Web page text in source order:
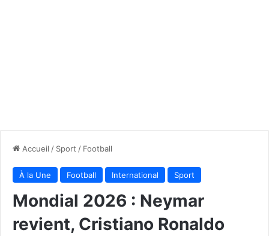
Accueil / Sport / Football
À la Une Football International Sport
Mondial 2026 : Neymar
revient, Cristiano Ronaldo